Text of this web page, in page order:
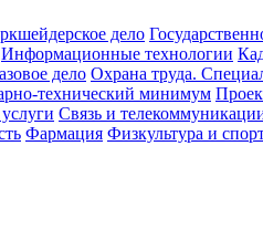
дело
Информационные технологии
дело Охрана труда.
технический минимум
Связь и
Фармация Физкультура и